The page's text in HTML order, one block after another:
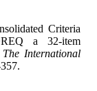
Criteria
a 32-item
The International